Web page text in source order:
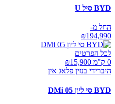
BYD סיל U
החל מ-
₪194,990
לכל הפרטים
0 ק"מ ₪
15,900
היברידי בנזין פלאג אין
BYD סי ליון 05 DMi